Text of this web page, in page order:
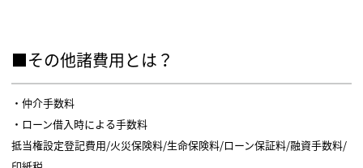
■その他諸費用とは？
・仲介手数料
・ローン借入時による手数料
抵当権設定登記費用/火災保険料/生命保険料/ローン保証料/融資手数料/